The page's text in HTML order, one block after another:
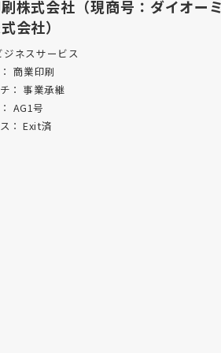
株式会社（現商号：ダイオーミ
会社）
ジネスサービス
商業印刷
： 事業承継
AG1号
： Exit済